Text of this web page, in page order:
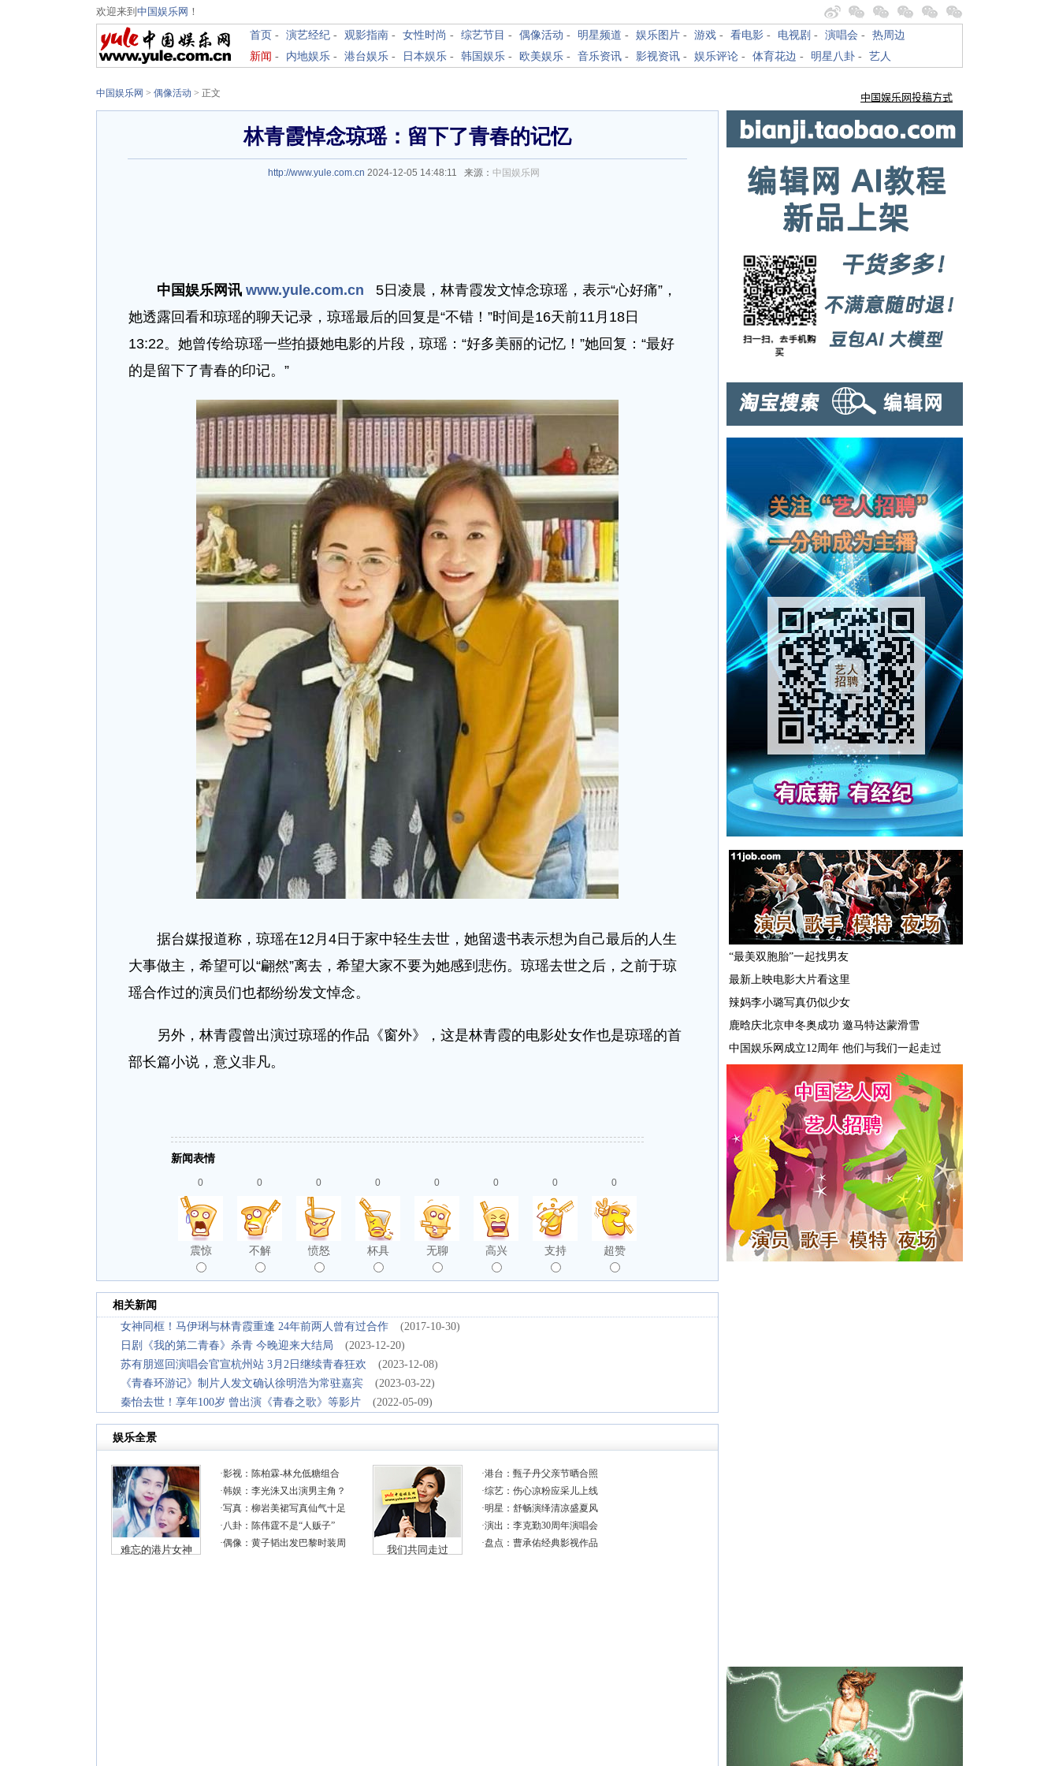
欢迎来到 中国娱乐网 ！
首页 - 演艺经纪 - 观影指南 - 女性时尚 - 综艺节目 - 偶像活动 - 明星频道 - 娱乐图片 - 游戏 - 看电影 - 电视剧 - 演唱会 - 热周边
新闻 - 内地娱乐 - 港台娱乐 - 日本娱乐 - 韩国娱乐 - 欧美娱乐 - 音乐资讯 - 影视资讯 - 娱乐评论 - 体育花边 - 明星八卦 - 艺人
中国娱乐网 > 偶像活动 > 正文
林青霞悼念琼瑶：留下了青春的记忆
http://www.yule.com.cn 2024-12-05 14:48:11 来源： 中国娱乐网
中国娱乐网讯 www.yule.com.cn 5日凌晨，林青霞发文悼念琼瑶，表示“心好痛”，
她透露回看和琼瑶的聊天记录，琼瑶最后的回复是“不错！”时间是16天前11月18日
13:22。她曾传给琼瑶一些拍摄她电影的片段，琼瑶：“好多美丽的记忆！”她回复：“最好
的是留下了青春的印记。”
据台媒报道称，琼瑶在12月4日于家中轻生去世，她留遗书表示想为自己最后的人生
大事做主，希望可以“翩然”离去，希望大家不要为她感到悲伤。琼瑶去世之后，之前于琼
瑶合作过的演员们也都纷纷发文悼念。
另外，林青霞曾出演过琼瑶的作品《窗外》，这是林青霞的电影处女作也是琼瑶的首
部长篇小说，意义非凡。
新闻表情
0
震惊
0
不解
0
愤怒
0
杯具
0
无聊
0
高兴
0
支持
0
超赞
相关新闻
女神同框！马伊琍与林青霞重逢 24年前两人曾有过合作
(2017-10-30)
日剧《我的第二青春》杀青 今晚迎来大结局
(2023-12-20)
苏有朋巡回演唱会官宣杭州站 3月2日继续青春狂欢
(2023-12-08)
《青春环游记》制片人发文确认徐明浩为常驻嘉宾
(2023-03-22)
秦怡去世！享年100岁 曾出演《青春之歌》等影片
(2022-05-09)